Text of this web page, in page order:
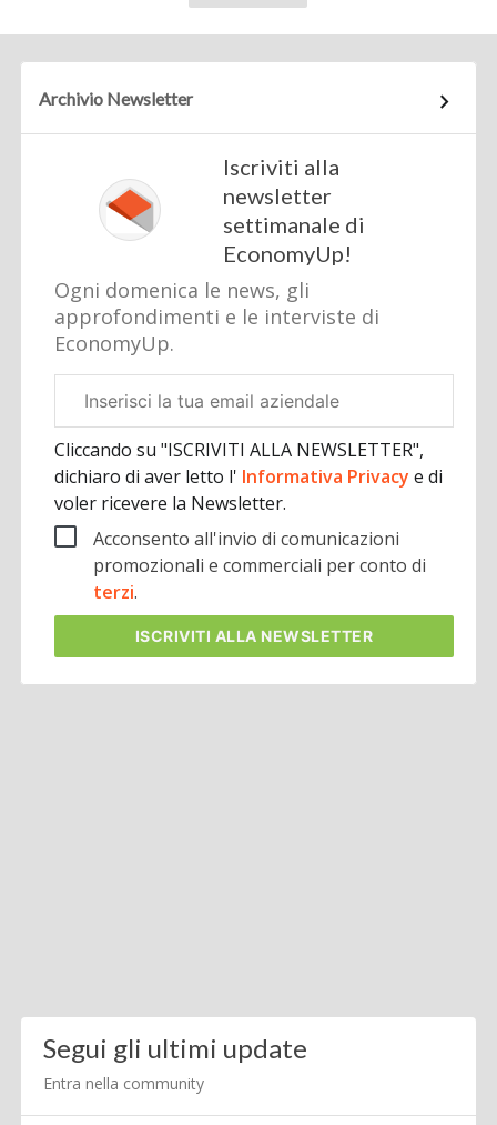
Archivio Newsletter
Iscriviti alla
newsletter
settimanale di
EconomyUp!
Ogni domenica le news, gli
approfondimenti e le interviste di
EconomyUp.
aziendale
Cliccando su "ISCRIVITI ALLA NEWSLETTER",
dichiaro di aver letto l' Informativa Privacye di
voler ricevere la Newsletter.
Acconsento all'invio di comunicazioni
promozionali e commerciali per conto di
terzi.
ISCRIVITI ALLA NEWSLETTER
Segui gli ultimi update
Entra nella community